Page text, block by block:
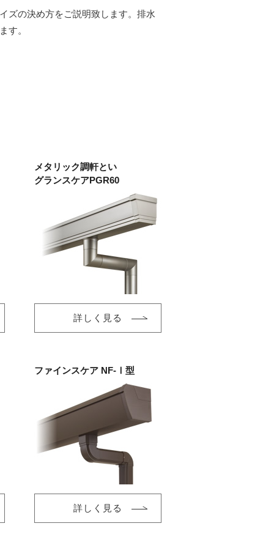
ズの決め方をご説明致します。排水
す。
メタリック調軒とい
グランスケアPGR60
詳しく見る
ファインスケア NF-Ⅰ型
詳しく見る